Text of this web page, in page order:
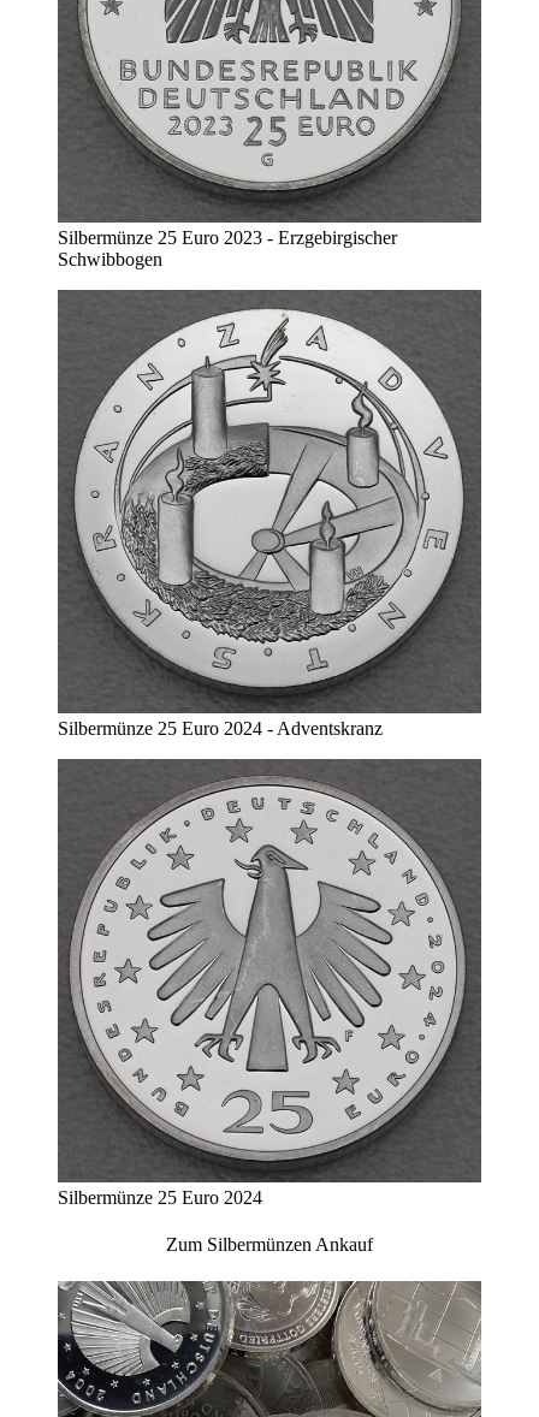
Silbermünze 25 Euro 2023 - Erzgebirgischer
Schwibbogen
Silbermünze 25 Euro 2024 - Adventskranz
Silbermünze 25 Euro 2024
Zum Silbermünzen Ankauf